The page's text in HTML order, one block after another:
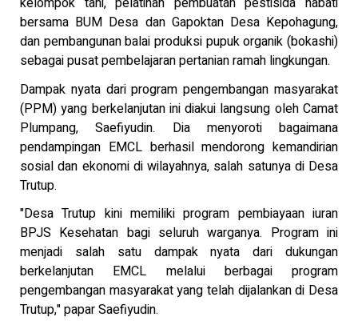
bersama BUM Desa dan Gapoktan Desa Kepohagung,
dan pembangunan balai produksi pupuk organik (bokashi)
sebagai pusat pembelajaran pertanian ramah lingkungan.
Dampak nyata dari program pengembangan masyarakat
(PPM) yang berkelanjutan ini diakui langsung oleh Camat
Plumpang, Saefiyudin. Dia menyoroti bagaimana
pendampingan EMCL berhasil mendorong kemandirian
sosial dan ekonomi di wilayahnya, salah satunya di Desa
Trutup.
"Desa Trutup kini memiliki program pembiayaan iuran
BPJS Kesehatan bagi seluruh warganya. Program ini
menjadi salah satu dampak nyata dari dukungan
berkelanjutan EMCL melalui berbagai program
pengembangan masyarakat yang telah dijalankan di Desa
Trutup," papar Saefiyudin.